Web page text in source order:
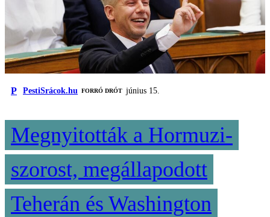
P PestiSrácok.hu FORRÓ DRÓT június 15.
Megnyitották a Hormuzi-
szorost, megállapodott
Teherán és Washington